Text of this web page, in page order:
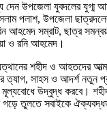
দেন উপজেলা যুবদলের যুগ্ম
পলাশ, উপজেলা
আহমেদ সম্রাট, ছাত্র
ও রনি আহমেদ।
শহীদ ও আহতদের
ত্যাগ, সাহস ও আদর্শ নতুন
মূল্যবোধে উদ্বুদ্ধ করবে।
গড়ে তুলতে সবাইকে